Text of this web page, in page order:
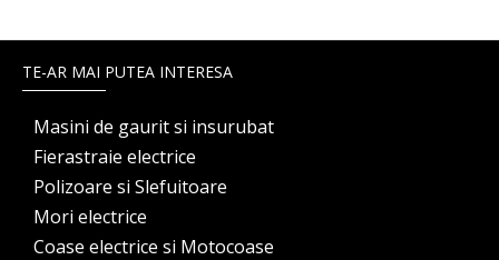
TE-AR MAI PUTEA INTERESA
Masini de gaurit si insurubat
Fierastraie electrice
Polizoare si Slefuitoare
Mori electrice
Coase electrice si Motocoase